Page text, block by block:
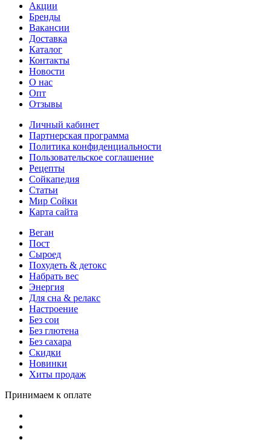
Акции
Бренды
Вакансии
Доставка
Каталог
Контакты
Новости
О нас
Опт
Отзывы
Личный кабинет
Партнерская программа
Политика конфиденциальности
Пользовательское соглашение
Рецепты
Сойкапедия
Статьи
Мир Сойки
Карта сайта
Веган
Пост
Сыроед
Похудеть & детокс
Набрать вес
Энергия
Для сна & релакс
Настроение
Без сои
Без глютена
Без сахара
Скидки
Новинки
Хиты продаж
Принимаем к оплате